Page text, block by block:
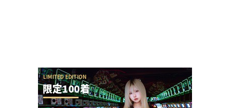
KEIZ守山店「8月7日重大発表→8月7日店休日」と
いうポストが流行るが…